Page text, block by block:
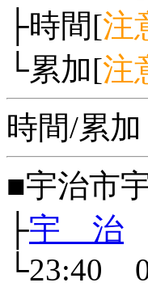
├時間[注
└累加[注
時間/累
■宇治市
├宇 治
└23:40